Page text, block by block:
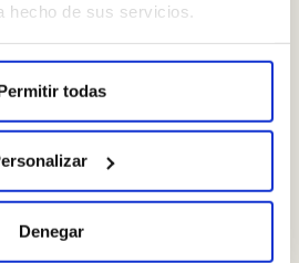
hecho de sus servicios.
todas
Denegar
paciente con